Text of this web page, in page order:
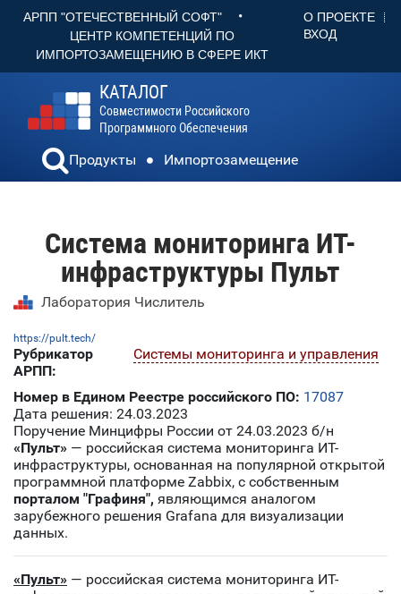
АРПП "ОТЕЧЕСТВЕННЫЙ СОФТ" •
ЦЕНТР КОМПЕТЕНЦИЙ ПО
ИМПОРТОЗАМЕЩЕНИЮ В СФЕРЕ ИКТ
О ПРОЕКТЕ
ВХОД
КАТАЛОГ
Совместимости Российского
Программного Обеспечения
Продукты Импортозамещение
Система мониторинга ИТ-
инфраструктуры Пульт
Лаборатория Числитель
https://pult.tech/
Рубрикатор
АРПП:
Системы мониторинга и управления
Номер в Едином Реестре российского ПО: 17087
Дата решения: 24.03.2023
Поручение Минцифры России от 24.03.2023 б/н
«Пульт» — российская система мониторинга ИТ-
инфраструктуры, основанная на популярной открытой
программной платформе Zabbix, с собственным
порталом "Графиня", являющимся аналогом
зарубежного решения Grafana для визуализации
данных.
«Пульт» — российская система мониторинга ИТ-